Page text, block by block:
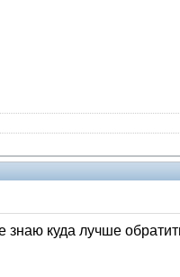
куда лучше